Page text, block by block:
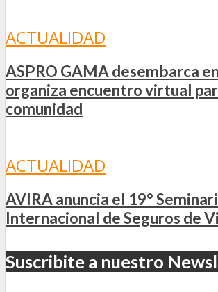
ACTUALIDAD
ASPRO GAMA desembarca
organiza encuentro virtual
comunidad
ACTUALIDAD
AVIRA anuncia el 19°
Internacional de Seguros de
Suscribite a nuestro